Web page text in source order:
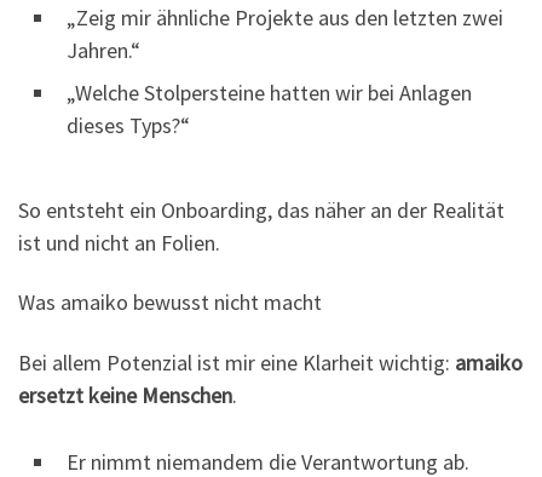
„Zeig mir ähnliche Projekte aus den letzten zwei
Jahren.“
„Welche Stolpersteine hatten wir bei Anlagen
dieses Typs?“
So entsteht ein Onboarding, das näher an der Realität
ist und nicht an Folien.
Was amaiko bewusst nicht macht
Bei allem Potenzial ist mir eine Klarheit wichtig: amaiko
ersetzt keine Menschen.
Er nimmt niemandem die Verantwortung ab.